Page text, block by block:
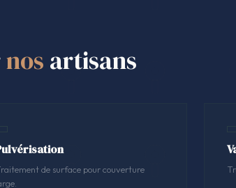
nos artisans
de surface pour couverture